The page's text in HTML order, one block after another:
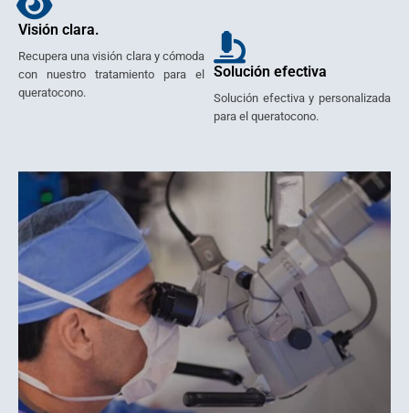
Visión clara.
Recupera una visión clara y cómoda
con nuestro tratamiento para el
queratocono.
Solución efectiva
Solución efectiva y personalizada
para el queratocono.